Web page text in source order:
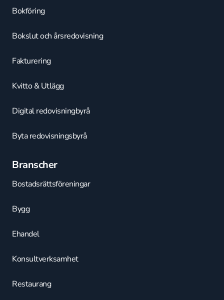
Bokföring
Bokslut och årsredovisning
Fakturering
Kvitto & Utlägg
Digital redovisningbyrå
Byta redovisningsbyrå
Branscher
Bostadsrättsföreningar
Bygg
Ehandel
Konsultverksamhet
Restaurang